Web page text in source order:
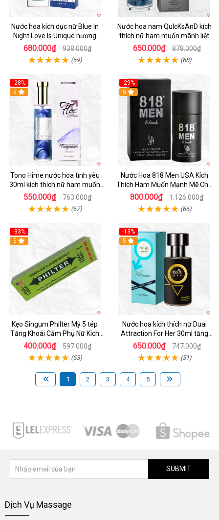
Nước hoa kích dục nữ Blue In
Night Love Is Unique hương
không mùi, kích thích mạnh
680.000₫ 938.000₫
(69)
Nước hoa nam QuIcKsAnD kích
thích nữ ham muốn mãnh liệt
không mùi
650.000₫ 878.000₫
(68)
-28%
5
Tono Hime nước hoa tình yêu
30ml kích thích nữ ham muốn
mãnh liệt
550.000₫ 763.000₫
(67)
-29%
5
Nước Hoa 818 Men USA Kích
Thích Ham Muốn Mạnh Mẽ Cho
Nữ
800.000₫ 1.126.000₫
(66)
-33%
5
Kẹo Singum Philter Mỹ 5 tép
Tăng Khoái Cảm Phụ Nữ Kích
Thích Nhanh
400.000₫ 597.000₫
(53)
-13%
Hot
5
Nước hoa kích thích nữ Duai
Attraction For Her 30ml tăng
ham muốn mê ly
650.000₫ 747.000₫
(51)
1 2 3 4 5
SUBMIT
Dịch Vụ Massage